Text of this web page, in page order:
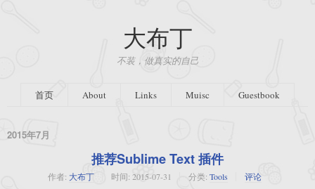
大布丁
不装，做真实的自己
首页 About Links Muisc Guestbook
2015年7月
推荐Sublime Text 插件
作者: 大布丁 时间: 2015-07-31 分类: Tools 评论